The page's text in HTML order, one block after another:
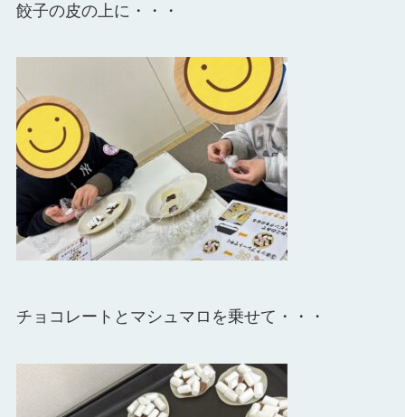
餃子の皮の上に・・・
チョコレートとマシュマロを乗せて・・・